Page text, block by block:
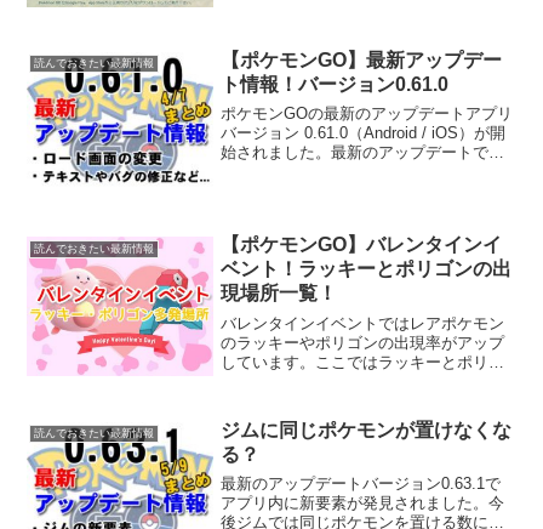
読んでおきたい最新情報
【ポケモンGO】最新アップデー
ト情報！バージョン0.61.0
ポケモンGOの最新のアップデートアプリ
バージョン 0.61.0（Android / iOS）が開
始されました。最新のアップデートでは
読んでおきたい最新情報
【ポケモンGO】バレンタインイ
ベント！ラッキーとポリゴンの出
現場所一覧！
バレンタインイベントではレアポケモン
のラッキーやポリゴンの出現率がアップ
しています。ここではラッキーとポリゴ
は、ほとんど野生で出現しないレアポケ
モンです。バレンタインイベ...
読んでおきたい最新情報
ジムに同じポケモンが置けなくな
る？
最新のアップデートバージョン0.63.1で
アプリ内に新要素が発見されました。今
後ジムでは同じポケモンを置ける数に制